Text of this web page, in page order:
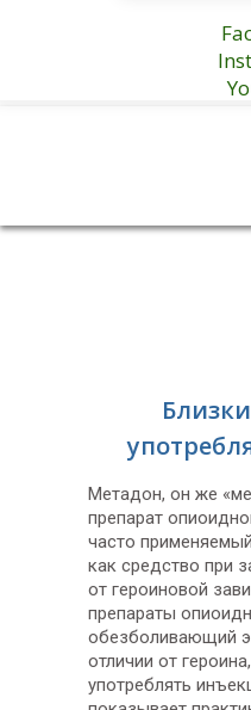
Метадон, он же
препарат
часто
как средство при
от героиновой
препараты
обезболивающий
отличии от
употреблять